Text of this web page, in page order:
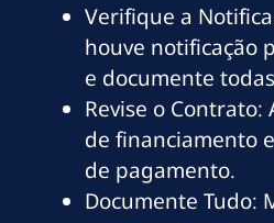
Verifique a
houve notificação
e documente
Revise o
de financiamento
de pagamento.
Documente Tudo: